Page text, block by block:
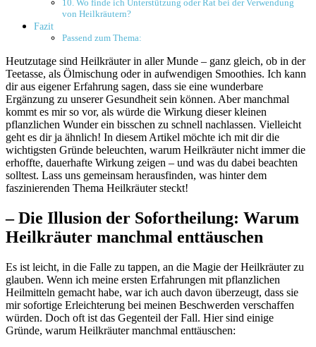
10. Wo finde ich Unterstützung oder ​Rat bei der Verwendung
von ‍Heilkräutern?
Fazit
Passend zum Thema:
Heutzutage‌ sind Heilkräuter in aller Munde⁢ – ganz‍ gleich, ob ‍in der
‌Teetasse, als Ölmischung oder in aufwendigen Smoothies. Ich kann
dir aus eigener Erfahrung sagen,⁣ dass ⁢sie eine ⁤wunderbare
Ergänzung zu‍ unserer Gesundheit‌ sein können. Aber manchmal
kommt⁣ es​ mir so⁣ vor, als würde die Wirkung ⁤dieser kleinen
pflanzlichen Wunder ein ⁣bisschen ‌zu schnell nachlassen. Vielleicht
geht es dir ja ähnlich! In‌ diesem ​Artikel ‌möchte⁣ ich mit dir⁣ die⁢
wichtigsten Gründe ‍beleuchten, warum Heilkräuter‍ nicht immer ‍die
⁤erhoffte, dauerhafte Wirkung zeigen – und was du⁣ dabei⁢ beachten ​
solltest. Lass ​uns ‍gemeinsam herausfinden,⁢ was hinter dem
faszinierenden Thema Heilkräuter‌ steckt!
– Die ​Illusion der⁣ Sofortheilung: Warum
Heilkräuter manchmal enttäuschen
Es‌ ist leicht, in die Falle⁤ zu​ tappen, an die ‌Magie der Heilkräuter ⁣zu
glauben. Wenn ich⁤ meine ersten Erfahrungen mit pflanzlichen
⁤Heilmitteln gemacht habe, war ich ⁤auch davon⁢ überzeugt, dass⁣ sie
mir sofortige Erleichterung bei meinen⁢ Beschwerden⁢ verschaffen
würden. Doch oft ist das Gegenteil der Fall. Hier⁤ sind einige
⁢Gründe, warum Heilkräuter⁢ manchmal⁤ enttäuschen: